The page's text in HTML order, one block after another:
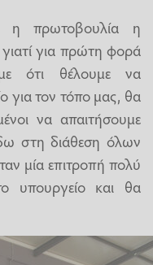
η πρωτοβουλία η
για πρώτη φορά
ότι θέλουμε να
για τον τόπο μας, θα
να απαιτήσουμε
στη διάθεση όλων
μία επιτροπή πολύ
υπουργείο και θα